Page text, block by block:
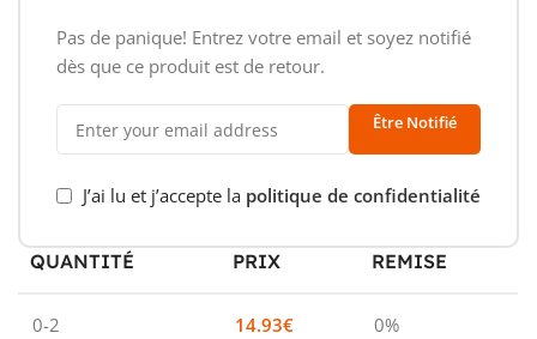
Pas de panique! Entrez votre email et soyez notifié
dès que ce produit est de retour.
Être Notifié
J’ai lu et j’accepte la politique de confidentialité
QUANTITÉ PRIX REMISE
0-2 14.93€ 0%